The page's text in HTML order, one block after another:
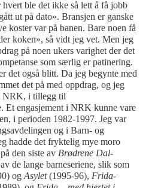
ble det ikke så lett å få jobb
ut på dato». Bransjen er ganske
koster var på banen. Bare noen få
koken», så vidt jeg vet. Men jeg
på noen ukers varighet der det
som særlig er patinering.
det også blitt. Da jeg begynte med
det på med oppdrag, og jeg
NRK, i tillegg til
Et engasjement i NRK kunne vare
i perioden 1982-1997. Jeg var
og i Barn- og
hadde det fryktelig mye moro
den siste av Brødrene Dal-
de lange barneseriene, slik som
og Asylet(1995-96), Frida-